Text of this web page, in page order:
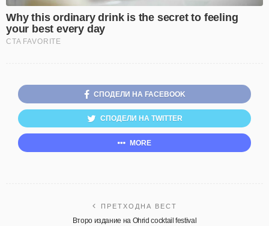
СПОДЕЛИ НА FACEBOOK
СПОДЕЛИ НА TWITTER
MORE
ПРЕТХОДНА ВЕСТ
Второ издание на Ohrid cocktail festival